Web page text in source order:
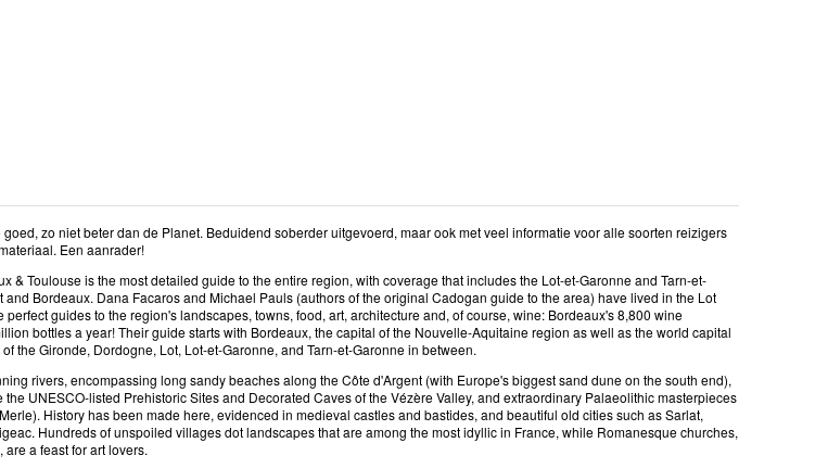
zo niet beter dan de Planet. Beduidend soberder uitgevoerd, maar ook met veel informatie voor alle soorten reizigers
Een aanrader!
& Toulouse is the most detailed guide to the entire region, with coverage that includes the Lot-et-Garonne and Tarn-et-
Bordeaux. Dana Facaros and Michael Pauls (authors of the original Cadogan guide to the area) have lived in the Lot
guides to the region's landscapes, towns, food, art, architecture and, of course, wine: Bordeaux's 8,800 wine
bottles a year! Their guide starts with Bordeaux, the capital of the Nouvelle-Aquitaine region as well as the world capital
the Gironde, Dordogne, Lot, Lot-et-Garonne, and Tarn-et-Garonne in between.
rivers, encompassing long sandy beaches along the Côte d'Argent (with Europe's biggest sand dune on the south end),
UNESCO-listed Prehistoric Sites and Decorated Caves of the Vézère Valley, and extraordinary Palaeolithic masterpieces
History has been made here, evidenced in medieval castles and bastides, and beautiful old cities such as Sarlat,
Hundreds of unspoiled villages dot landscapes that are among the most idyllic in France, while Romanesque churches,
a feast for art lovers.